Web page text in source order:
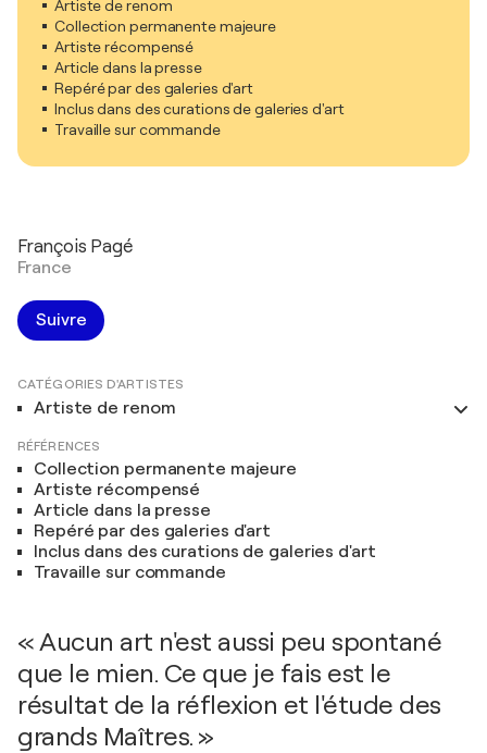
Artiste de renom
Collection permanente majeure
Artiste récompensé
Article dans la presse
Repéré par des galeries d'art
Inclus dans des curations de galeries d'art
Travaille sur commande
François Pagé
France
Suivre
CATÉGORIES D'ARTISTES
Artiste de renom
RÉFÉRENCES
Collection permanente majeure
Artiste récompensé
Article dans la presse
Repéré par des galeries d'art
Inclus dans des curations de galeries d'art
Travaille sur commande
« Aucun art n'est aussi peu spontané
que le mien. Ce que je fais est le
résultat de la réflexion et l'étude des
grands Maîtres. »